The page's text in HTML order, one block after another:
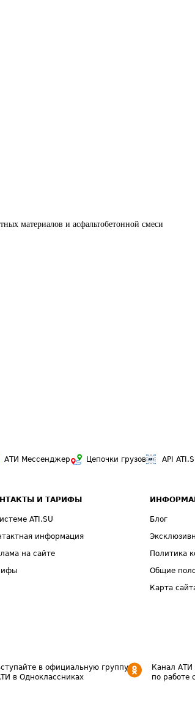
материалов и асфальтобетонной смеси
АТИ Мессенджер Цепочки грузов API
И ТАРИФЫ
ATI.SU
информация
на сайте
Блог
Политика
Общие
Карта
в официальную группу
в Одноклассниках
Канал АТИ
по работе